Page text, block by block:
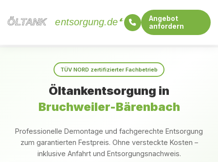
ÖLTANK
ÖLTANK entsorgung.de
Angebot
anfordern
TÜV NORD zertifizierter Fachbetrieb
Öltankentsorgung in
Bruchweiler-Bärenbach
Professionelle Demontage und fachgerechte Entsorgung
zum garantierten Festpreis. Ohne versteckte Kosten –
inklusive Anfahrt und Entsorgungsnachweis.